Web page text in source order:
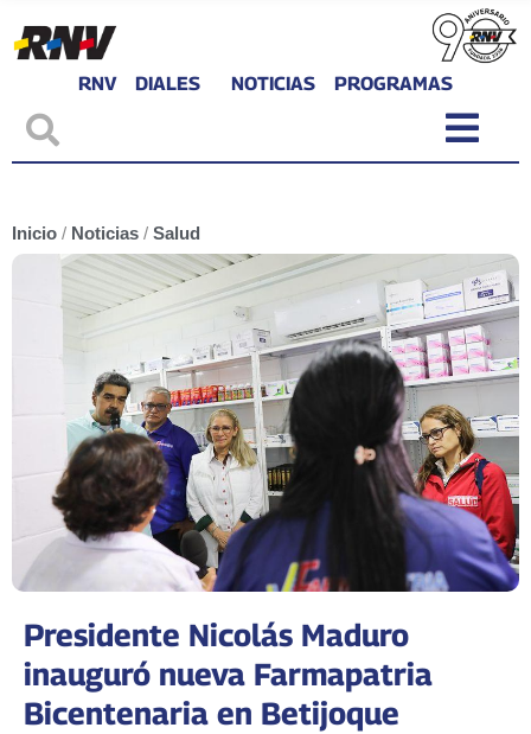
RNV DIALES NOTICIAS PROGRAMAS
Inicio / Noticias / Salud
Presidente Nicolás Maduro
inauguró nueva Farmapatria
Bicentenaria en Betijoque